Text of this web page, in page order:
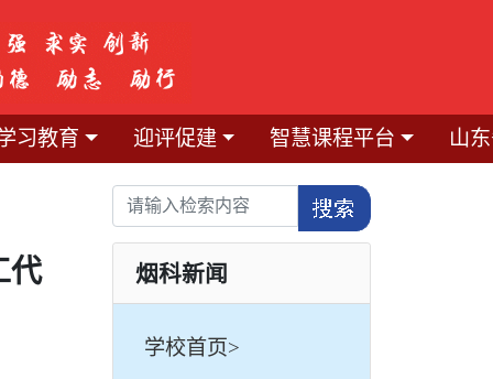
习教育 迎评促建 智慧课程平台 山
代 烟科新闻
学校首页>